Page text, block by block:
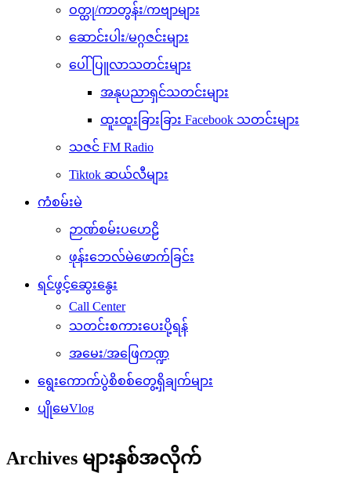
ဝတ္ထု/ကာတွန်း/ကဗျာများ
ဆောင်းပါး/မဂ္ဂဇင်းများ
ပေါ်ပြူလာသတင်းများ
အနုပညာရှင်သတင်းများ
ထူးထူးခြားခြား Facebook သတင်းများ
သဇင် FM Radio
Tiktok ဆယ်လီများ
ကံစမ်းမဲ
ဉာဏ်စမ်းပဟေဠိ
ဖုန်းဘေလ်မဲဖောက်ခြင်း
ရင်ဖွင့်ဆွေးနွေး
Call Center
သတင်းစကားပေးပို့ရန်
အမေး/အဖြေကဏ္ဍ
ရွေးကောက်ပွဲစိစစ်တွေ့ရှိချက်များ
ပျိုမေVlog
Archives များနှစ်အလိုက်